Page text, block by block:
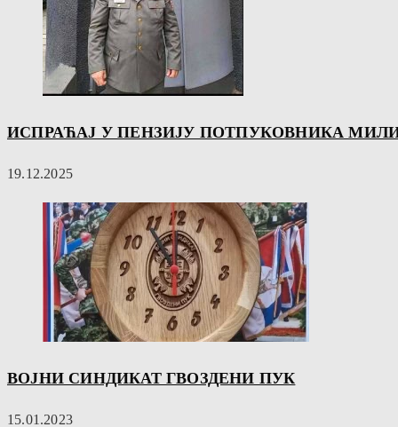
ИСПРАЋАЈ У ПЕНЗИЈУ ПОТПУКОВНИКА
19.12.2025
ВОЈНИ СИНДИКАТ ГВОЗДЕНИ ПУК
15.01.2023